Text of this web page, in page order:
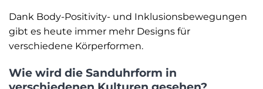
Dank Body-Positivity- und Inklusionsbewegungen
gibt es heute immer mehr Designs für
verschiedene Körperformen.
Wie wird die Sanduhrform in